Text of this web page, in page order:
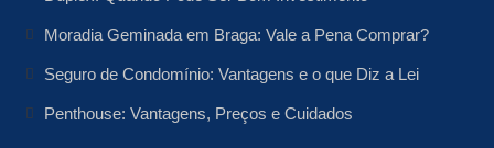
Moradia Geminada em Braga: Vale a Pena Comprar?
Seguro de Condomínio: Vantagens e o que Diz a Lei
Penthouse: Vantagens, Preços e Cuidados